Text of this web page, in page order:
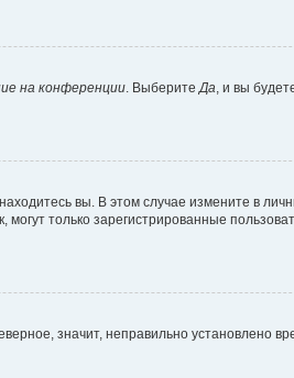
на конференции . Выберите Да , и вы
вы. В этом случае измените в
только зарегистрированные
значит, неправильно установлено